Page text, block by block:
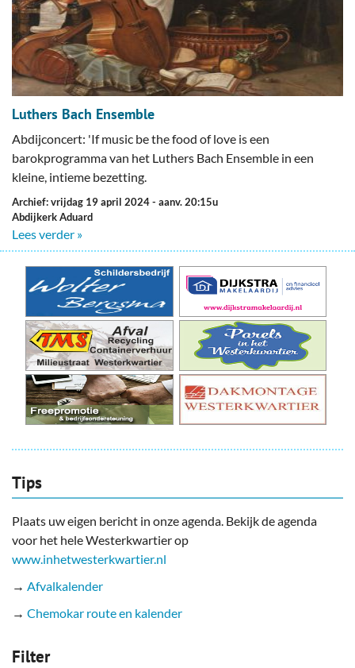
Luthers Bach Ensemble
Abdijconcert: 'If music be the food of love is een
barokprogramma van het Luthers Bach Ensemble in een
kleine, intieme bezetting.
Archief: vrijdag 19 april 2024- aanv. 20:15u
Abdijkerk Aduard
Lees verder »
Tips
Plaats uw eigen bericht in onze agenda. Bekijk de agenda
voor het hele Westerkwartier op
www.inhetwesterkwartier.nl
→ Afvalkalender
→ Chemokar route en kalender
Filter